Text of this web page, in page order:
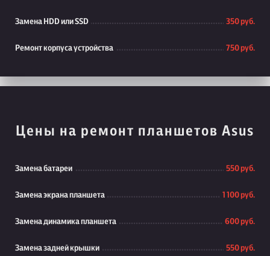
Замена HDD или SSD 350 руб.
Ремонт корпуса устройства 750 руб.
Цены на ремонт планшетов Asus
Замена батареи 550 руб.
Замена экрана планшета 1 100 руб.
Замена динамика планшета 600 руб.
Замена задней крышки 550 руб.